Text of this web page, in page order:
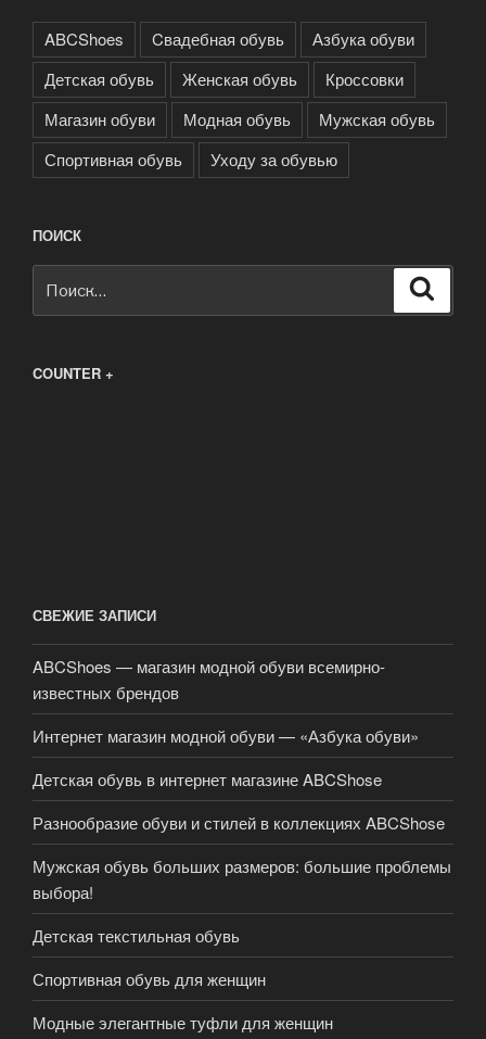
ABCShoes Cвадебная обувь
Азбука обуви
Детская обувь
Женская обувь
Кроссовки
Магазин обуви
Модная обувь
Мужская обувь
Спортивная обувь
Уходу за обувью
ПОИСК
COUNTER +
СВЕЖИЕ ЗАПИСИ
ABCShoes — магазин модной обуви всемирно-
известных брендов
Интернет магазин модной обуви — «Азбука обуви»
Детская обувь в интернет магазине ABCShose
Разнообразие обуви и стилей в коллекциях ABCShose
Мужская обувь больших размеров: большие проблемы
выбора!
Детская текстильная обувь
Спортивная обувь для женщин
Модные элегантные туфли для женщин